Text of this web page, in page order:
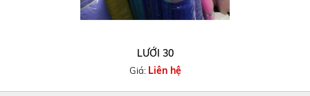
LƯỚI 30
Giá: Liên hệ